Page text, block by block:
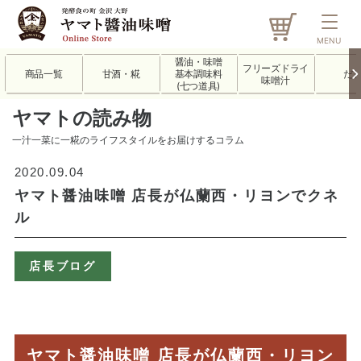
MENU
商品一覧 甘酒・糀
醤油・味噌
基本調味料
(七つ道具)
フリーズドライ
味噌汁
だ
ヤマトの読み物
一汁一菜に一糀のライフスタイルをお届けするコラム
2020.09.04
ヤマト醤油味噌 店長が仏蘭西・リヨンでクネ
ル
店長ブログ
ヤマト醤油味噌 店長が仏蘭西・リヨン